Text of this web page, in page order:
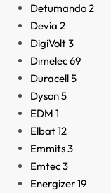
Detumando2
Devia 2
DigiVolt3
Dimelec69
Duracell5
Dyson5
EDM 1
Elbat12
Emmits3
Emtec3
Energizer19